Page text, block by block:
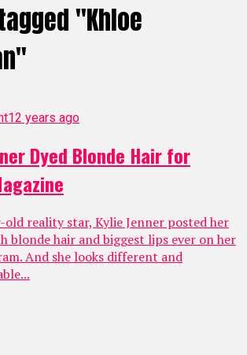
"Khloe
12 years ago
Dyed Blonde Hair for
old reality star, Kylie Jenner posted her
blonde hair and biggest lips ever on her
And she looks different and